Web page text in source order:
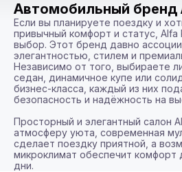
Автомобильный бренд
Если вы планируете поездку и
привычный комфорт и статус,
выбор. Этот бренд давно
элегантностью, стилем и
Независимо от того, выбираете
седан, динамичное купе или
бизнес-класса, каждый из них
безопасность и надёжность на
Просторный и элегантный салон
атмосферу уюта, современная
сделает поездку приятной, а
микроклимат обеспечит
дни.